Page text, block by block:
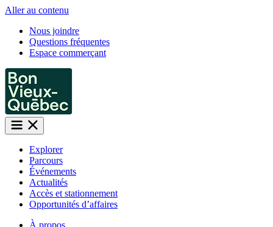
Aller au contenu
Nous joindre
Questions fréquentes
Espace commerçant
Explorer
Parcours
Événements
Actualités
Accès et stationnement
Opportunités d’affaires
À propos